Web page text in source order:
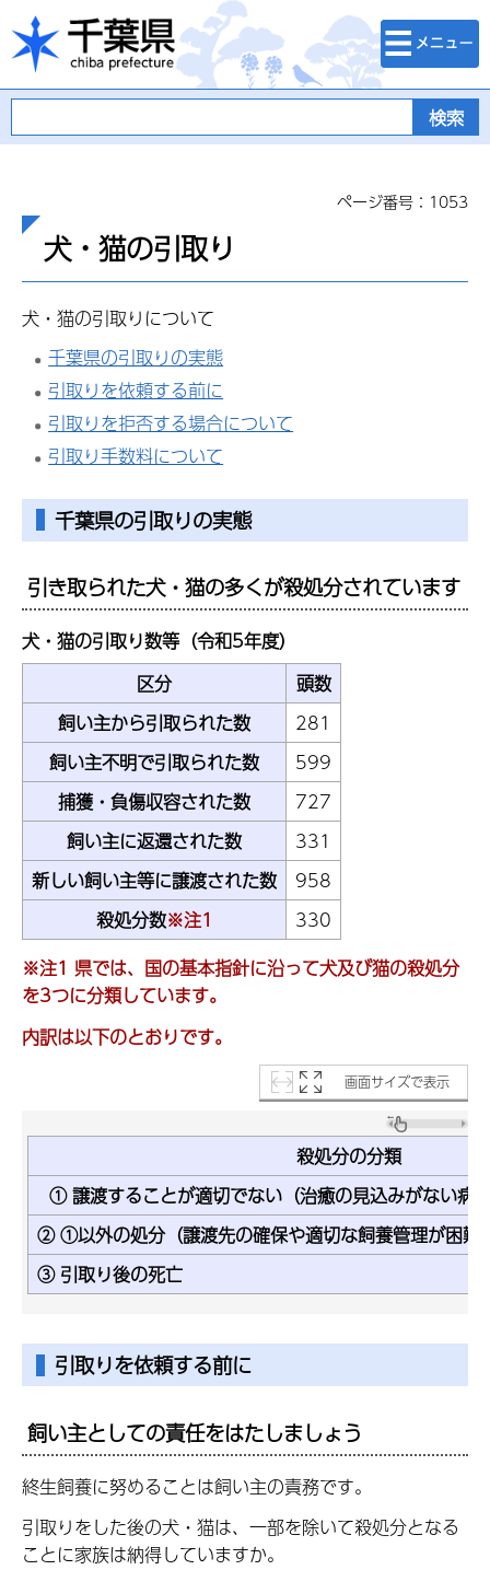
千葉県
検索・メニュ
ー
ページ番号：1053
犬・猫の引取り
犬・猫の引取りについて
千葉県の引取りの実態
引取りを依頼する前に
引取りを拒否する場合について
引取り手数料について
千葉県の引取りの実態
引き取られた犬・猫の多くが殺処分されています
犬・猫の引取り数等（令和5年度）
区分
頭数
飼い主から引取られた数
281
飼い主不明で引取られた数
599
捕獲・負傷収容された数
727
飼い主に返還された数
331
新しい飼い主等に譲渡された数
958
殺処分数※注1
330
※注1 県では、国の基本指針に沿って犬及び猫の殺処分
を3つに分類しています。
内訳は以下のとおりです。
画面サイズで表示
殺処分の分類
① 譲渡することが適切でない（治癒の見込みがない病
② ①以外の処分（譲渡先の確保や適切な飼養管理が困難
③ 引取り後の死亡
引取りを依頼する前に
飼い主としての責任をはたしましょう
終生飼養に努めることは飼い主の責務です。
引取りをした後の犬・猫は、一部を除いて殺処分となる
ことに家族は納得していますか。